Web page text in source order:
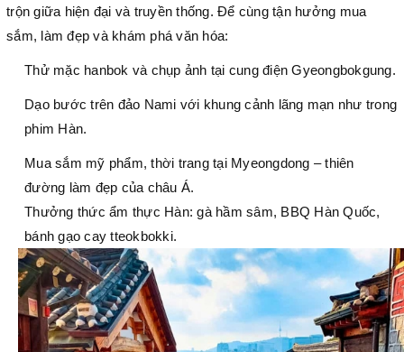
trộn giữa hiện đại và truyền thống. Để cùng tận hưởng mua
sắm, làm đẹp và khám phá văn hóa:
Thử mặc hanbok và chụp ảnh tại cung điện Gyeongbokgung.
Dạo bước trên đảo Nami với khung cảnh lãng mạn như trong
phim Hàn.
Mua sắm mỹ phẩm, thời trang tại Myeongdong – thiên
đường làm đẹp của châu Á.
Thưởng thức ẩm thực Hàn: gà hầm sâm, BBQ Hàn Quốc,
bánh gạo cay tteokbokki.